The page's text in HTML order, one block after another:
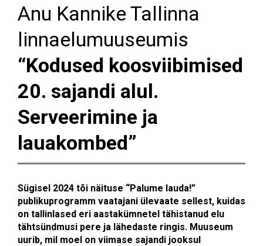
Anu Kannike Tallinna
linnaelumuuseumis
“Kodused koosviibimised
20. sajandi alul.
Serveerimine ja
lauakombed”
Sügisel 2024 tõi näituse “Palume lauda!”
publikuprogramm vaatajani ülevaate sellest, kuidas
on tallinlased eri aastakümnetel tähistanud elu
tähtsündmusi pere ja lähedaste ringis. Muuseum
uurib, mil moel on viimase sajandi jooksul